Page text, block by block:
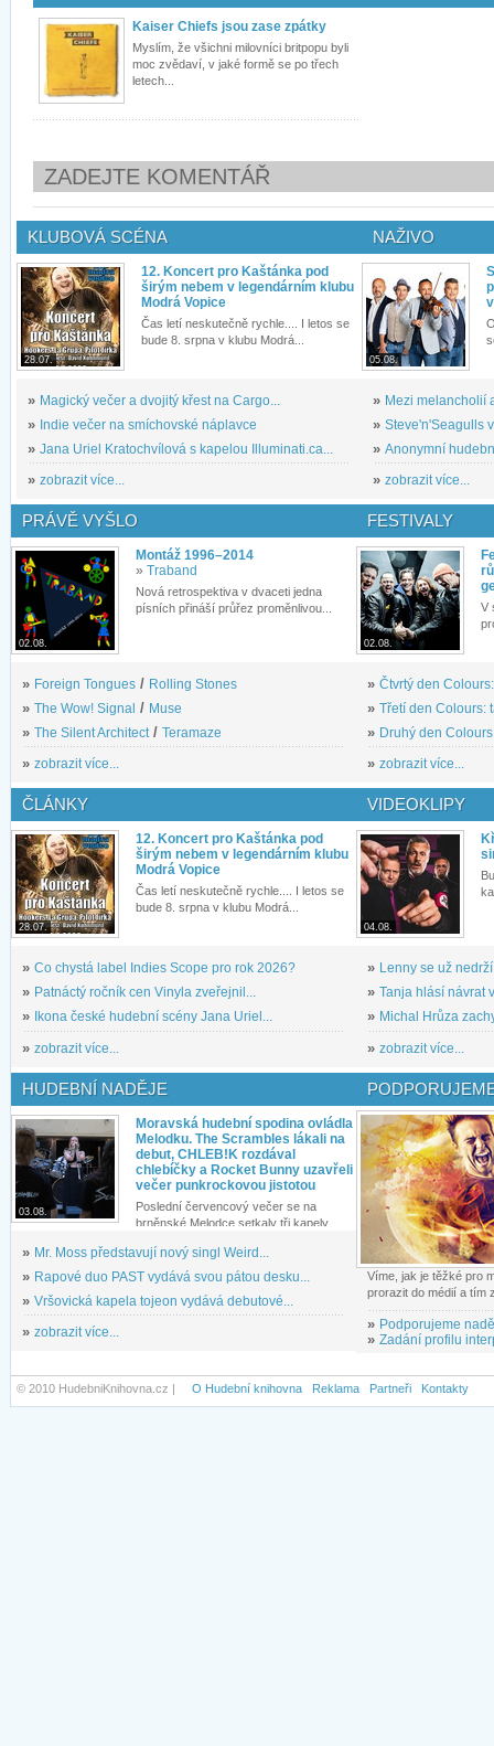
Kaiser Chiefs jsou zase zpátky
Myslím, že všichni milovníci britpopu byli
moc zvědaví, v jaké formě se po třech
letech...
ZADEJTE KOMENTÁŘ
KLUBOVÁ SCÉNA
28.07.
12. Koncert pro Kaštánka pod
širým nebem v legendárním klubu
Modrá Vopice
Čas letí neskutečně rychle.... I letos se
bude 8. srpna v klubu Modrá...
» Magický večer a dvojitý křest na Cargo...
» Indie večer na smíchovské náplavce
» Jana Uriel Kratochvílová s kapelou Illuminati.ca...
» zobrazit více...
NAŽIVO
05.08.
» Mezi melancholií
» Steve'n'Seagulls
» Anonymní
» zobrazit více...
PRÁVĚ VYŠLO
02.08.
Montáž 1996–2014
» Traband
Nová retrospektiva v dvaceti jedna
písních přináší průřez proměnlivou...
» Foreign Tongues / Rolling Stones
» The Wow! Signal / Muse
» The Silent Architect/ Teramaze
» zobrazit více...
FESTIVALY
02.08.
V
» Čtvrtý den
» Třetí den Colours:
» Druhý den
» zobrazit více...
ČLÁNKY
28.07.
12. Koncert pro Kaštánka pod
širým nebem v legendárním klubu
Modrá Vopice
Čas letí neskutečně rychle.... I letos se
bude 8. srpna v klubu Modrá...
» Co chystá label Indies Scope pro rok 2026?
» Patnáctý ročník cen Vinyla zveřejnil...
»
Ikona české hudební scény Jana Uriel...
» zobrazit více...
VIDEOKLIPY
04.08.
» Lenny se už
» Tanja hlásí návrat
» Michal Hrůza
» zobrazit více...
HUDEBNÍ NADĚJE
03.08.
Moravská hudební spodina ovládla
Melodku. The Scrambles lákali na
debut, CHLEB!K rozdával
chlebíčky a Rocket Bunny uzavřeli
večer punkrockovou jistotou
Poslední červencový večer se na
brněnské Melodce setkaly tři kapely...
» Mr. Moss představují nový singl Weird...
» Rapové duo PAST vydává svou pátou desku...
» Vršovická kapela tojeon vydává debutové...
» zobrazit více...
Víme, jak je těžké pro
prorazit do médií a tím
» Podporujeme
» Zadání profilu
© 2010 HudebniKnihovna.cz | O Hudební knihovna Reklama Partneři Kontakty